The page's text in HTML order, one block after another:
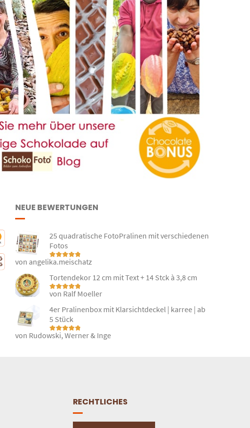
NEUE BEWERTUNGEN
25 quadratische FotoPralinen mit verschiedenen
Fotos
Bewertet mit
von angelika.meischatz
Tortendekor 12 cm mit Text + 14 Stck à 3,8 cm
Bewertet mit
von Ralf Moeller
4er Pralinenbox mit Klarsichtdeckel | karree | ab
5 Stück
Bewertet mit
von 5
von Rudowski, Werner & Inge
RECHTLICHES